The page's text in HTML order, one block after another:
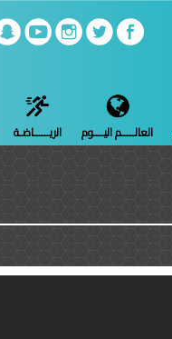
العالـــــم اليــــوم الريــــــاضـة